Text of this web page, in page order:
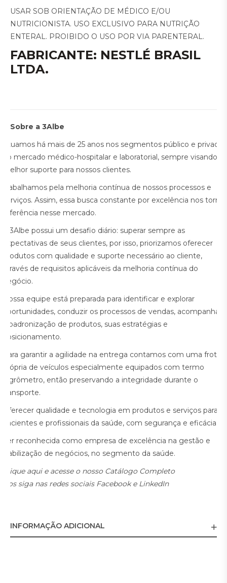
USAR SOB ORIENTAÇÃO DE MÉDICO E/OU
NUTRICIONISTA. USO EXCLUSIVO PARA NUTRIÇÃO
ENTERAL. PROIBIDO O USO POR VIA PARENTERAL.
FABRICANTE: NESTLÉ BRASIL
LTDA.
Sobre a 3Albe
Atuamos há mais de 25 anos nos segmentos público e privado
do mercado médico-hospitalar e laboratorial, sempre visando o
melhor suporte para nossos clientes.
Trabalhamos pela melhoria contínua de nossos processos e
serviços. Assim, essa busca constante por excelência nos torna
referência nesse mercado.
A 3Albe possui um desafio diário: superar sempre as
expectativas de seus clientes, por isso, priorizamos oferecer
produtos com qualidade e suporte necessário ao cliente,
através de requisitos aplicáveis da melhoria contínua do
negócio.
Nossa equipe está preparada para identificar e explorar
oportunidades, conduzir os processos de vendas, acompanhar
a padronização de produtos, suas estratégias e
posicionamento.
Para garantir a agilidade na entrega contamos com uma frota
própria de veículos especialmente equipados com termo
higrômetro, então preservando a integridade durante o
transporte.
Oferecer qualidade e tecnologia em produtos e serviços para
pacientes e profissionais da saúde, com segurança e eficácia.
Ser reconhecida como empresa de excelência na gestão e
viabilização de negócios, no segmento da saúde.
Clique aquie acesse o nosso Catálogo Completo
Nos siga nas redes sociais Facebooke LinkedIn
INFORMAÇÃO ADICIONAL